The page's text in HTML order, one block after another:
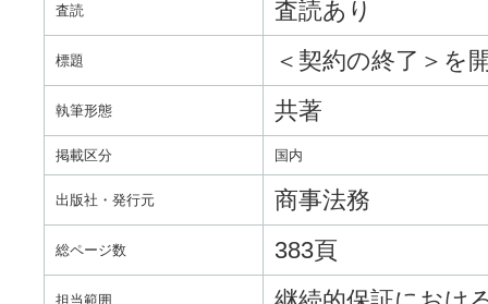
査読 査読あり
標題 ＜契約の終了＞を
執筆形態 共著
掲載区分 国内
出版社・発行元 商事法務
総ページ数 383頁
担当範囲